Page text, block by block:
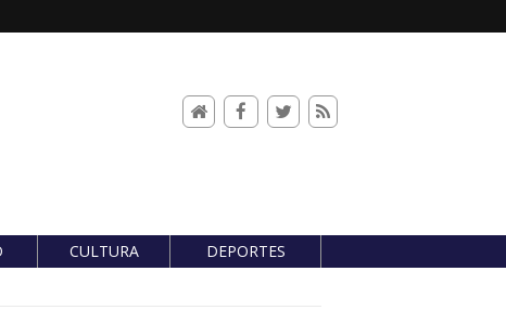
CULTURA DEPORTES